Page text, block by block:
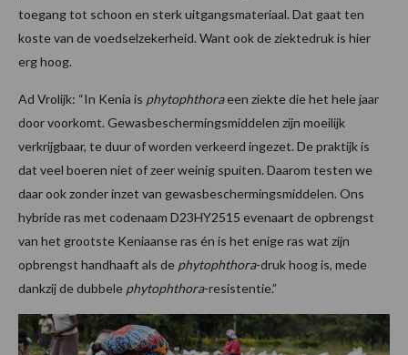
toegang tot schoon en sterk uitgangsmateriaal. Dat gaat ten
koste van de voedselzekerheid. Want ook de ziektedruk is hier
erg hoog.
Ad Vrolijk: “In Kenia is phytophthoraeen ziekte die het hele jaar
door voorkomt. Gewasbeschermingsmiddelen zijn moeilijk
verkrijgbaar, te duur of worden verkeerd ingezet. De praktijk is
dat veel boeren niet of zeer weinig spuiten. Daarom testen we
daar ook zonder inzet van gewasbeschermingsmiddelen. Ons
hybride ras met codenaam D23HY2515 evenaart de opbrengst
van het grootste Keniaanse ras én is het enige ras wat zijn
opbrengst handhaaft als de phytophthora-druk hoog is, mede
dankzij de dubbele phytophthora-resistentie.”